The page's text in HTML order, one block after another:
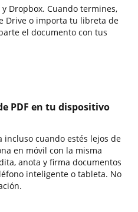
Dropbox. Cuando termines,
Drive o importa tu libreta de
el documento con tus
PDF en tu dispositivo
cuando estés lejos de
en móvil con la misma
anota y firma documentos
inteligente o tableta. No